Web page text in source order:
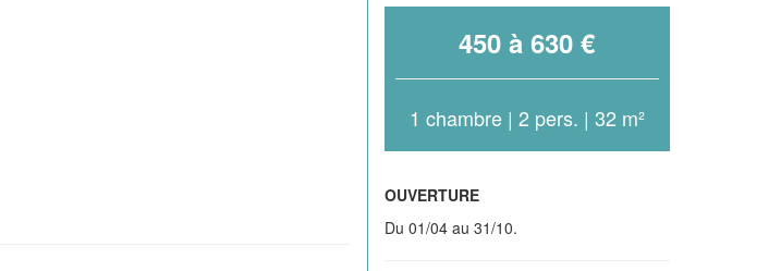
450 à 630 €
1 chambre | 2 pers. | 32 m²
OUVERTURE
Du 01/04 au 31/10.